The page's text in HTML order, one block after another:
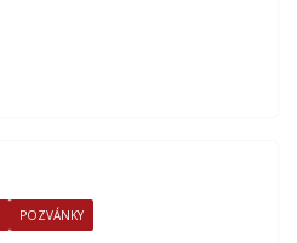
POZVÁNKY